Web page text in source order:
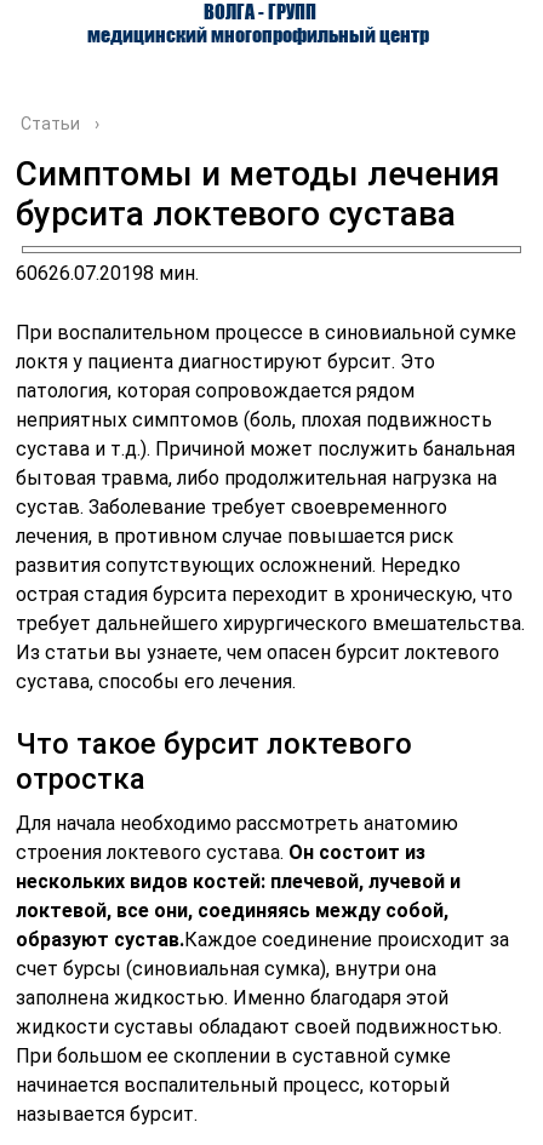
ВОЛГА - ГРУПП
медицинский многопрофильный центр
О ЦЕНТРЕ ВРАЧИ УСЛУГИ
Статьи ›
Симптомы и методы лечения
бурсита локтевого сустава
60626.07.20198 мин.
При воспалительном процессе в синовиальной сумке
локтя у пациента диагностируют бурсит. Это
патология, которая сопровождается рядом
неприятных симптомов (боль, плохая подвижность
сустава и т.д.). Причиной может послужить банальная
бытовая травма, либо продолжительная нагрузка на
сустав. Заболевание требует своевременного
лечения, в противном случае повышается риск
развития сопутствующих осложнений. Нередко
острая стадия бурсита переходит в хроническую, что
требует дальнейшего хирургического вмешательства.
Из статьи вы узнаете, чем опасен бурсит локтевого
сустава, способы его лечения.
Что такое бурсит локтевого
отростка
Для начала необходимо рассмотреть анатомию
строения локтевого сустава. Он состоит из
нескольких видов костей: плечевой, лучевой и
локтевой, все они, соединяясь между собой,
образуют сустав.Каждое соединение происходит за
счет бурсы (синовиальная сумка), внутри она
заполнена жидкостью. Именно благодаря этой
жидкости суставы обладают своей подвижностью.
При большом ее скоплении в суставной сумке
начинается воспалительный процесс, который
называется бурсит.